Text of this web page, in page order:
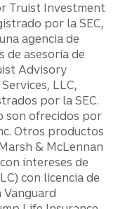
Truist Investment
por la SEC,
agencia de
de asesoría de
Advisory
LLC,
por la SEC.
son ofrecidos por
Otros productos
& McLennan
intereses de
con licencia de
Vanguard